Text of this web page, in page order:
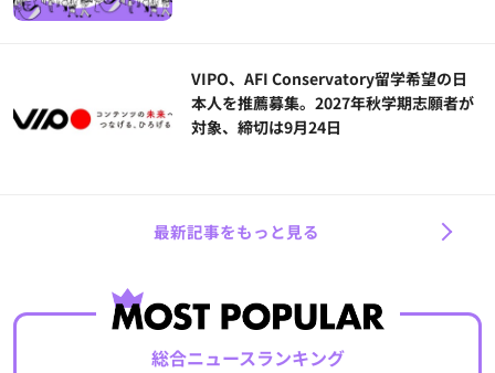
VIPO、AFI Conservatory留学希望の日
本人を推薦募集。2027年秋学期志願者が
対象、締切は9月24日
最新記事をもっと見る
総合ニュースランキング